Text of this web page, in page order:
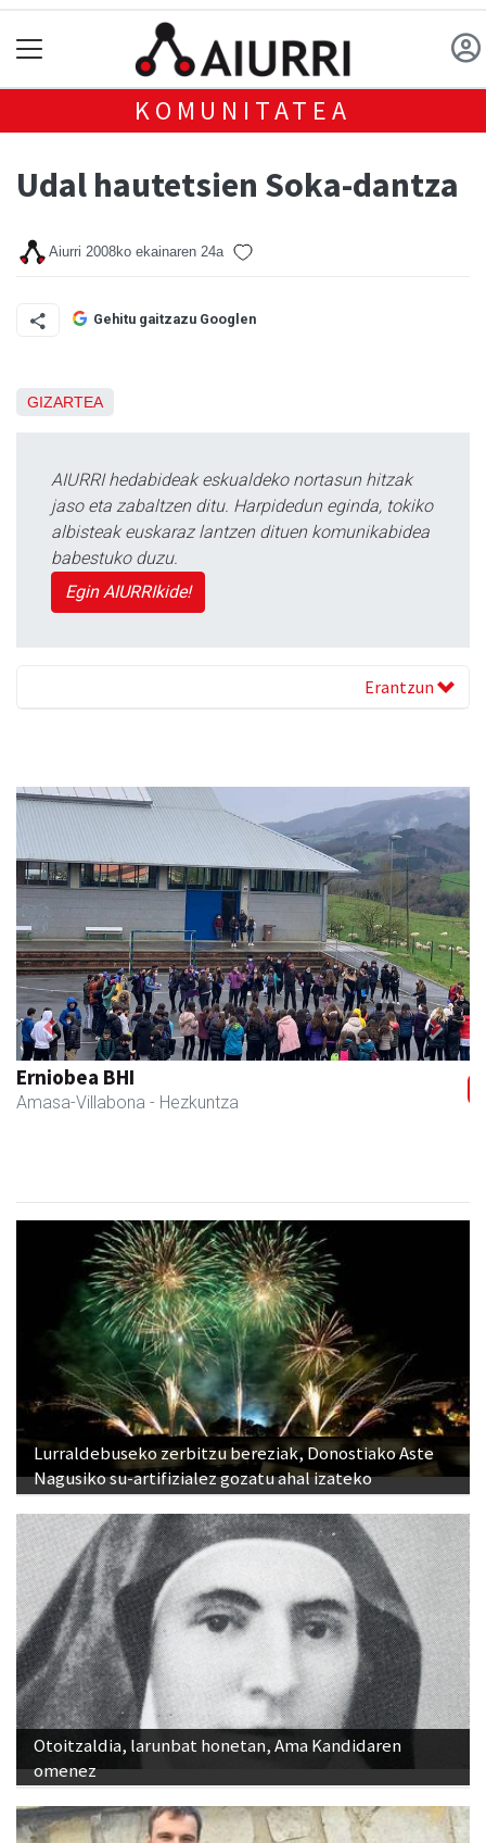
KOMUNITATEA
Udal hautetsien Soka-dantza
Aiurri 2008ko ekainaren 24a
Gehitu gaitzazu Googlen
GIZARTEA
AIURRI hedabideak eskualdeko nortasun hitzak
jaso eta zabaltzen ditu. Harpidedun eginda, tokiko
albisteak euskaraz lantzen dituen komunikabidea
babestuko duzu.
Egin AIURRIkide!
Erantzun
Amane
Amasa-Villabona - Arropa-dendak
Previous Next
Lurraldebuseko zerbitzu bereziak, Donostiako Aste
Nagusiko su-artifizialez gozatu ahal izateko
Otoitzaldia, larunbat honetan, Ama Kandidaren
omenez